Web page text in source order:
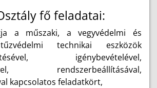
fő feladatai:
a műszaki, a vegyvédelmi és
technikai eszközök
igénybevételével,
rendszerbeállításával,
kapcsolatos feladatkört,